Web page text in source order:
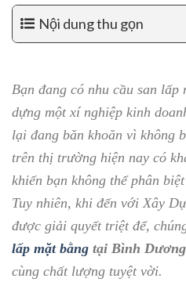
Nội dung thu gọn
Bạn đang có nhu cầu san lấp
dựng một xí nghiệp kinh
lại đang băn khoăn vì không
trên thị trường hiện nay có
khiến bạn không thể phân
Tuy nhiên, khi đến với Xây
được giải quyết triệt để,
lấp mặt bằng tại Bình Dương
cùng chất lượng tuyệt vời.